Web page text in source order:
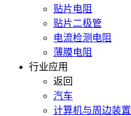
贴片电阻
贴片二极管
电流检测电阻
薄膜电阻
行业应用
返回
汽车
计算机与周边装置